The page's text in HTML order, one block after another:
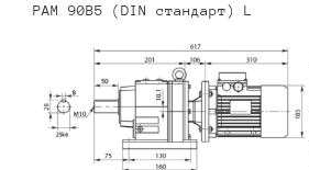
PAM 90B5 (DIN стандарт) L